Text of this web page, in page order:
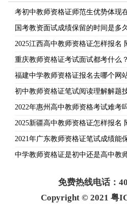
考初中教师资格证师范生优势体现
国考教资面试成绩保留的时间是多
2025江西高中教师资格证怎样报名
重庆教师资格证考试面试都考什么？
福建中学教师资格证报名去哪个网
初中教师资格证笔试阅读理解解题
2022年惠州高中教师资格考试难考
2025新疆高中教师资格证怎样报名
2021年广东教师资格证笔试成绩能
中学教师资格证是初中还是高中教
免费热线电话：
Copyright © 2021 粤